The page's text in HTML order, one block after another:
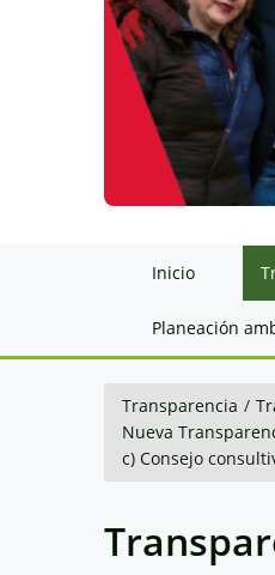
Inicio
Planeación
Transparencia /
Nueva
c) Consejo